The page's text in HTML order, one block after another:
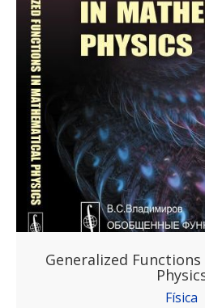
Generalized
Física